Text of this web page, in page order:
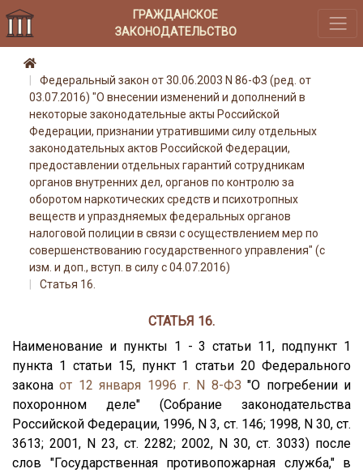
ГРАЖДАНСКОЕ
ЗАКОНОДАТЕЛЬСТВО
Федеральный закон от 30.06.2003 N 86-ФЗ (ред. от
03.07.2016) "О внесении изменений и дополнений в
некоторые законодательные акты Российской
Федерации, признании утратившими силу отдельных
законодательных актов Российской Федерации,
предоставлении отдельных гарантий сотрудникам
органов внутренних дел, органов по контролю за
оборотом наркотических средств и психотропных
веществ и упраздняемых федеральных органов
налоговой полиции в связи с осуществлением мер по
совершенствованию государственного управления" (с
изм. и доп., вступ. в силу с 04.07.2016)
Статья 16.
СТАТЬЯ 16.
Наименование и пункты 1 - 3 статьи 11, подпункт 1
пункта 1 статьи 15, пункт 1 статьи 20 Федерального
законаот 12 января 1996 г. N 8-ФЗ "О погребении и
похоронном деле" (Собрание законодательства
Российской Федерации, 1996, N 3, ст. 146; 1998, N 30, ст.
3613; 2001, N 23, ст. 2282; 2002, N 30, ст. 3033) после
слов "Государственная противопожарная служба," в